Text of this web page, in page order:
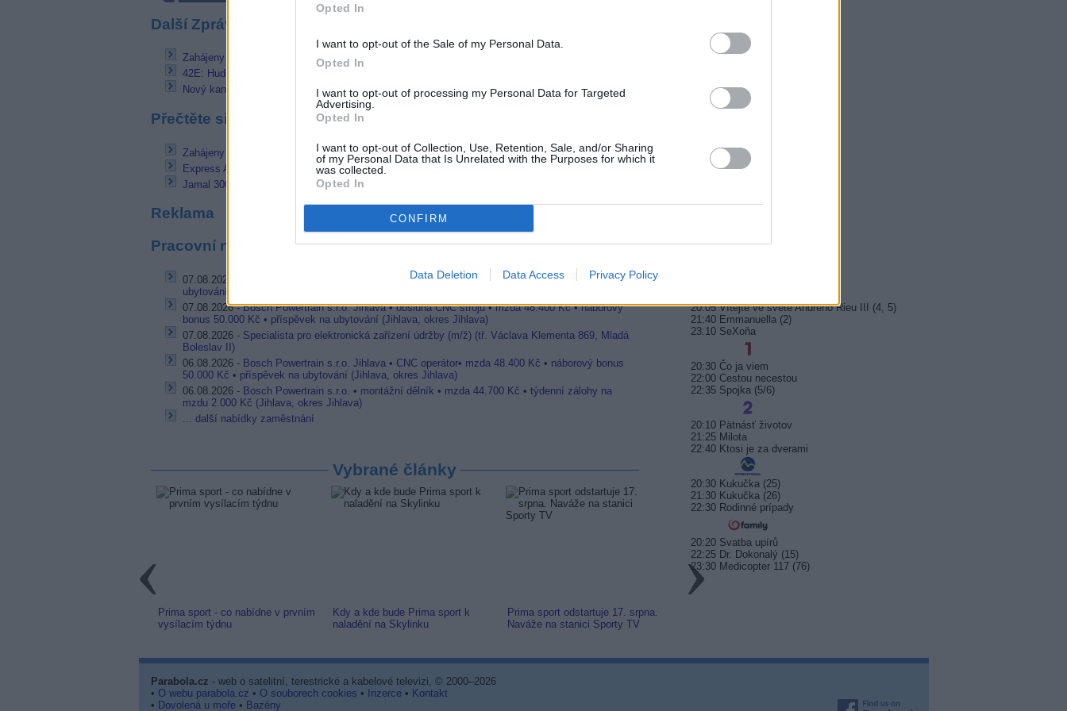
Opted In
I want to opt-out of the Sale of my Personal Data.
Opted In
I want to opt-out of processing my Personal Data for Targeted
Advertising.
Opted In
I want to opt-out of Collection, Use, Retention, Sale, and/or Sharing
of my Personal Data that Is Unrelated with the Purposes for which it
was collected.
Opted In
CONFIRM
Data Deletion Data Access Privacy Policy
Další Zprávičky
Zahájeny přípravy na vynesení satelitu Thor 7
42E: Hudební Number 1 TV už jen v HD
Nový kanál od Zee Entertainment startuje
Přečtěte si také
Zahájeny přípravy na vynesení satelitu Thor 7
Express AM7 zahájil testy na 40E
Jamal 300K ukončil provoz na 90E a přesune se na novou pozici
Reklama
Pracovní nabídky
07.08.2026 -
Bosch Powertrain s.r.o. Jihlava • linkový střídač • mzda 48.400 Kč • příspěvek na
ubytování (Jihlava, okres Jihlava)
07.08.2026 -Bosch Powertrain s.r.o. Jihlava • obsluha CNC strojů • mzda 48.400 Kč • náborový
bonus 50.000 Kč • příspěvek na ubytování (Jihlava, okres Jihlava)
07.08.2026 - Specialista pro elektronická zařízení údržby (m/ž) (tř. Václava Klementa 869, Mladá
Boleslav II)
06.08.2026 - Bosch Powertrain s.r.o. Jihlava • CNC operátor• mzda 48.400 Kč • náborový bonus
50.000 Kč • příspěvek na ubytování (Jihlava, okres Jihlava)
06.08.2026 - Bosch Powertrain s.r.o. • montážní dělník • mzda 44.700 Kč • týdenní zálohy na
mzdu 2.000 Kč (Jihlava, okres Jihlava)
... další nabídky zaměstnání
Vybrané články
Prima sport - co nabídne v prvním
vysílacím týdnu
Kdy a kde bude Prima sport k
naladění na Skylinku
Prima sport odstartuje 17. srpna.
Naváže na stanici Sporty TV
22:00 Hercule Poirot
21:45 Smrt na Nilu
00:00 Ohněm a mečem (2/2)
23:55 Kriminálka Miami VIII (13)
22:00 Máme rádi Česko
20:05 Vítejte ve světě Andrého Rieu III (4, 5)
21:40 Emmanuella (2)
23:10 SeXoňa
20:30 Čo ja viem
22:00 Cestou necestou
22:35 Spojka (5/6)
20:10 Pätnásť životov
21:25 Milota
22:40 Ktosi je za dverami
20:30 Kukučka (25)
21:30 Kukučka (26)
22:30 Rodinné prípady
20:20 Svatba upírů
22:25 Dr. Dokonalý (15)
23:30 Medicopter 117 (76)
Parabola.cz - web o satelitní, terestrické a kabelové televizi, © 2000–2026
• O webu parabola.cz • O souborech cookies • Inzerce• Kontakt
• Dovolená u moře• Bazény